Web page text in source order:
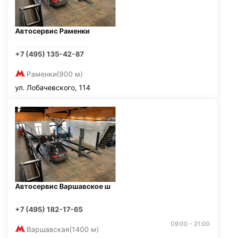
Автосервис Раменки
+7 (495) 135-42-87
Раменки(900 м)
ул. Лобачевского, 114
Автосервис Варшавское ш
+7 (495) 182-17-65
Варшавская(1400 м)
09:00 - 21:00